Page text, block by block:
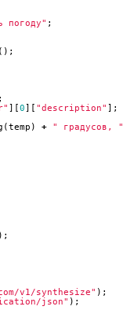
погоду" ;
();
][0][ "description" ];
(temp ) +
" градусов, "
);
v1/synthesize" );
json" );